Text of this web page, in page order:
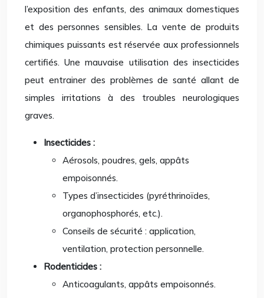
l’exposition des enfants, des animaux domestiques
et des personnes sensibles. La vente de produits
chimiques puissants est réservée aux professionnels
certifiés. Une mauvaise utilisation des insecticides
peut entrainer des problèmes de santé allant de
simples irritations à des troubles neurologiques
graves.
Insecticides :
Aérosols, poudres, gels, appâts
empoisonnés.
Types d’insecticides (pyréthrinoïdes,
organophosphorés, etc.).
Conseils de sécurité : application,
ventilation, protection personnelle.
Rodenticides :
Anticoagulants, appâts empoisonnés.